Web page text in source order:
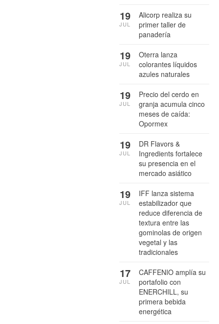
Alicorp realiza su
primer taller de
panadería
19
JUL
Oterra lanza
colorantes líquidos
azules naturales
19
JUL
Precio del cerdo en
granja acumula cinco
meses de caída:
Opormex
19
JUL
DR Flavors &
Ingredients fortalece
su presencia en el
mercado asiático
19
JUL
IFF lanza sistema
estabilizador que
reduce diferencia de
textura entre las
gominolas de origen
vegetal y las
tradicionales
19
JUL
CAFFENIO amplía su
portafolio con
ENERCHILL, su
primera bebida
energética
17
JUL